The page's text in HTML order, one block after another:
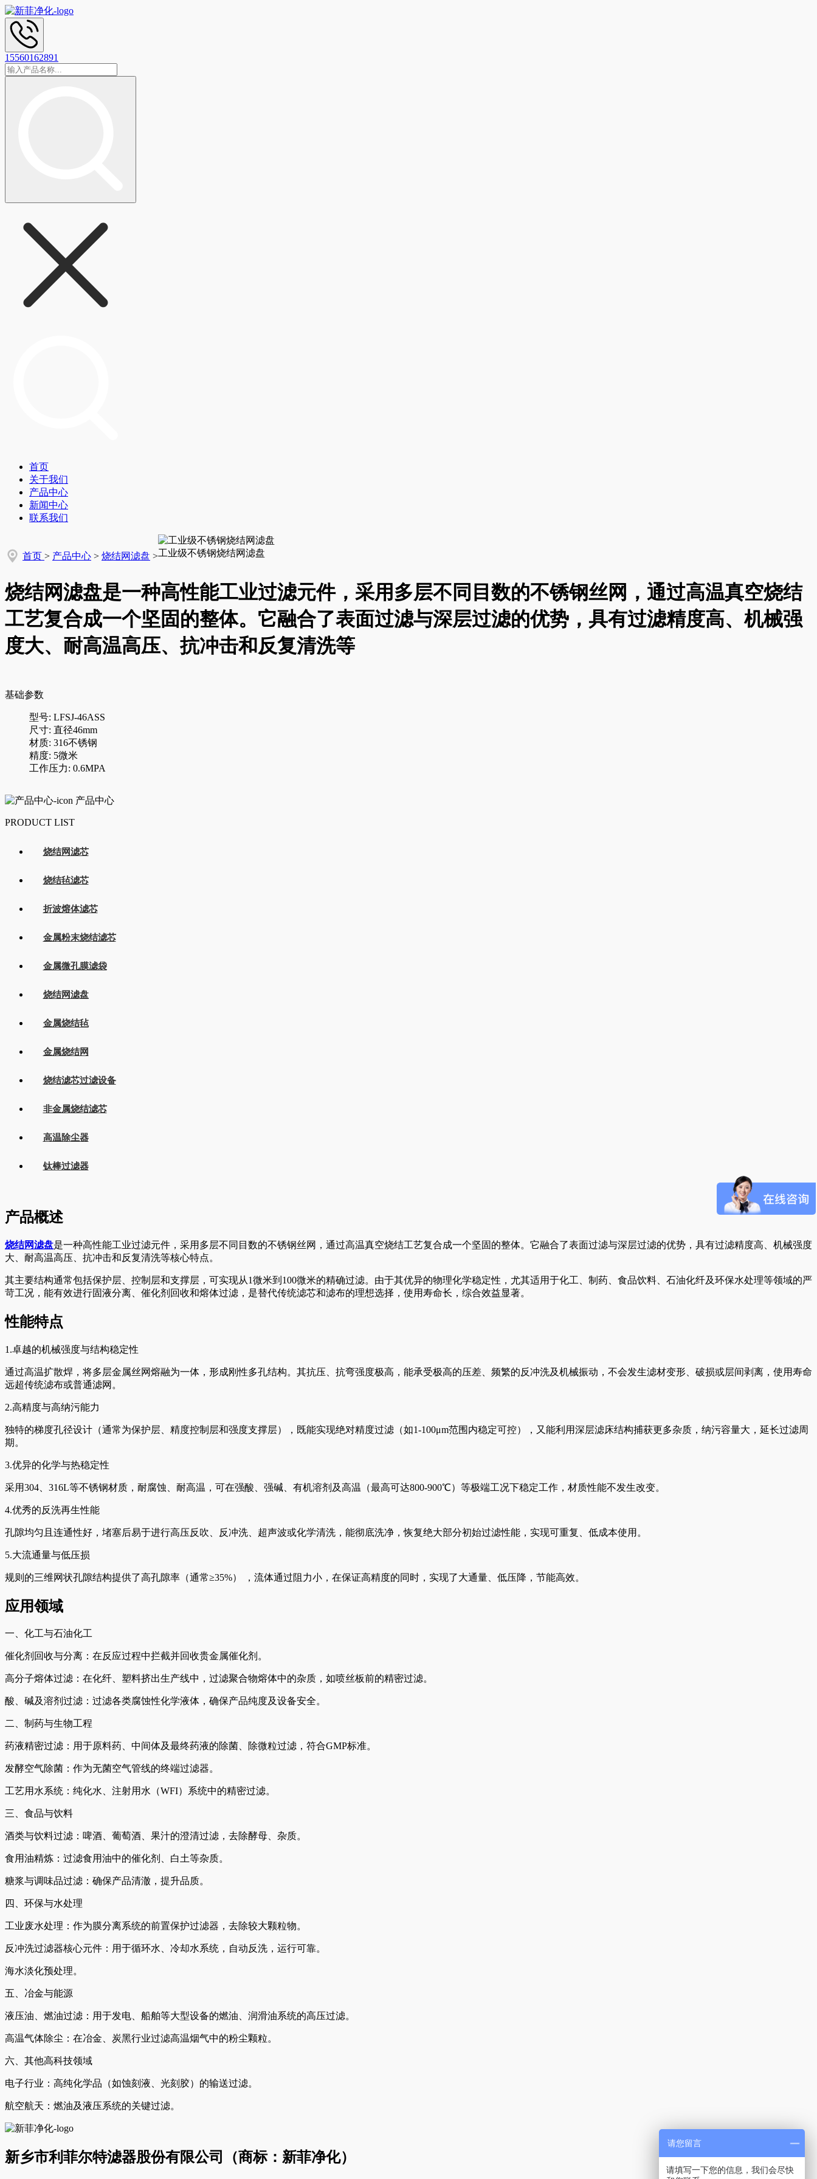
15560162891
首页
关于我们
产品中心
新闻中心
联系我们
首页 > 产品中心 > 烧结网滤盘 >工业级不锈钢烧结网滤盘
烧结网滤盘是一种高性能工业过滤元件，采用多层不同目数的不锈钢丝网，通过高温真空烧结
工艺复合成一个坚固的整体。它融合了表面过滤与深层过滤的优势，具有过滤精度高、机械强
度大、耐高温高压、抗冲击和反复清洗等
基础参数
型号: LFSJ-46ASS
尺寸: 直径46mm
材质: 316不锈钢
精度: 5微米
工作压力: 0.6MPA
产品中心
PRODUCT LIST
烧结网滤芯
烧结毡滤芯
折波熔体滤芯
金属粉末烧结滤芯
金属微孔膜滤袋
烧结网滤盘
金属烧结毡
金属烧结网
烧结滤芯过滤设备
非金属烧结滤芯
高温除尘器
钛棒过滤器
产品概述
烧结网滤盘是一种高性能工业过滤元件，采用多层不同目数的不锈钢丝网，通过高温真空烧结工艺复合成一个坚固的整体。它融合了表面过滤与深层过滤的优势，具有过滤精度高、机械强度
大、耐高温高压、抗冲击和反复清洗等核心特点。
其主要结构通常包括保护层、控制层和支撑层，可实现从1微米到100微米的精确过滤。由于其优异的物理化学稳定性，尤其适用于化工、制药、食品饮料、石油化纤及环保水处理等领域的严
苛工况，能有效进行固液分离、催化剂回收和熔体过滤，是替代传统滤芯和滤布的理想选择，使用寿命长，综合效益显著。
性能特点
1.卓越的机械强度与结构稳定性
通过高温扩散焊，将多层金属丝网熔融为一体，形成刚性多孔结构。其抗压、抗弯强度极高，能承受极高的压差、频繁的反冲洗及机械振动，不会发生滤材变形、破损或层间剥离，使用寿命
远超传统滤布或普通滤网。
2.高精度与高纳污能力
独特的梯度孔径设计（通常为保护层、精度控制层和强度支撑层），既能实现绝对精度过滤（如1-100μm范围内稳定可控），又能利用深层滤床结构捕获更多杂质，纳污容量大，延长过滤周
期。
3.优异的化学与热稳定性
采用304、316L等不锈钢材质，耐腐蚀、耐高温，可在强酸、强碱、有机溶剂及高温（最高可达800-900℃）等极端工况下稳定工作，材质性能不发生改变。
4.优秀的反洗再生性能
孔隙均匀且连通性好，堵塞后易于进行高压反吹、反冲洗、超声波或化学清洗，能彻底洗净，恢复绝大部分初始过滤性能，实现可重复、低成本使用。
5.大流通量与低压损
规则的三维网状孔隙结构提供了高孔隙率（通常≥35%） ，流体通过阻力小，在保证高精度的同时，实现了大通量、低压降，节能高效。
应用领域
一、化工与石油化工
催化剂回收与分离：在反应过程中拦截并回收贵金属催化剂。
高分子熔体过滤：在化纤、塑料挤出生产线中，过滤聚合物熔体中的杂质，如喷丝板前的精密过滤。
酸、碱及溶剂过滤：过滤各类腐蚀性化学液体，确保产品纯度及设备安全。
二、制药与生物工程
药液精密过滤：用于原料药、中间体及最终药液的除菌、除微粒过滤，符合GMP标准。
发酵空气除菌：作为无菌空气管线的终端过滤器。
工艺用水系统：纯化水、注射用水（WFI）系统中的精密过滤。
三、食品与饮料
酒类与饮料过滤：啤酒、葡萄酒、果汁的澄清过滤，去除酵母、杂质。
食用油精炼：过滤食用油中的催化剂、白土等杂质。
糖浆与调味品过滤：确保产品清澈，提升品质。
四、环保与水处理
工业废水处理：作为膜分离系统的前置保护过滤器，去除较大颗粒物。
反冲洗过滤器核心元件：用于循环水、冷却水系统，自动反洗，运行可靠。
海水淡化预处理。
五、冶金与能源
液压油、燃油过滤：用于发电、船舶等大型设备的燃油、润滑油系统的高压过滤。
高温气体除尘：在冶金、炭黑行业过滤高温烟气中的粉尘颗粒。
六、其他高科技领域
电子行业：高纯化学品（如蚀刻液、光刻胶）的输送过滤。
航空航天：燃油及液压系统的关键过滤。
新乡市利菲尔特滤器股份有限公司（商标：新菲净化）
请您留言
请填写一下您的信息，我们会尽快